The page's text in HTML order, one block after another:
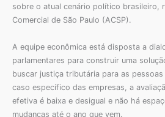
sobre o atual cenário político brasileiro,
Comercial de São Paulo (ACSP).
A equipe econômica está disposta a
parlamentares para construir uma
buscar justiça tributária para as
caso específico das empresas, a
efetiva é baixa e desigual e não há
mudanças até o ano que vem.